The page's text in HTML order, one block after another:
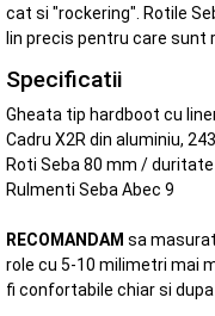
cat si "rockering". Rotile
lin precis pentru care sunt
Specificatii
Gheata tip hardboot cu
Cadru X2R din aluminiu,
Roti Seba 80 mm /
Rulmenti Seba Abec 9
RECOMANDAM sa
role cu 5-10 milimetri mai
fi confortabile chiar si